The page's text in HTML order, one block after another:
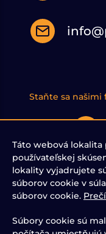
Staňte sa našimi
Táto webová lokalita
používateľskej
lokality vyjadrujete
súborov cookie v
súborov cookie.
Súbory cookie sú